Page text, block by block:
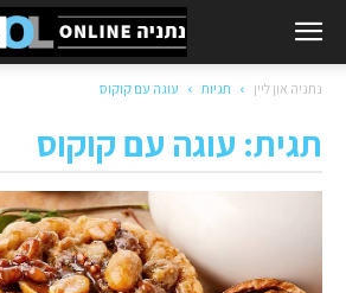
נתניה און ליין תגיות עוגה עם קוקוס
תגית: עוגה עם קוקוס